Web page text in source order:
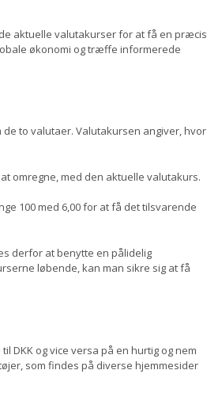
aktuelle valutakurser for at få en præcis
økonomi og træffe informerede
de to valutaer. Valutakursen angiver, hvor
omregne, med den aktuelle valutakurs.
100 med 6,00 for at få det tilsvarende
derfor at benytte en pålidelig
løbende, kan man sikre sig at få
DKK og vice versa på en hurtig og nem
som findes på diverse hjemmesider